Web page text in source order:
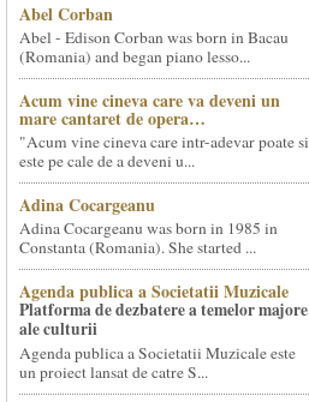
Abel Corban
Abel - Edison Corban was born in Bacau
(Romania) and began piano lesso...
Acum vine cineva care va deveni un
mare cantaret de opera…
"Acum vine cineva care intr-adevar poate si
este pe cale de a deveni u...
Adina Cocargeanu
Adina Cocargeanu was born in 1985 in
Constanta (Romania). She started ...
Agenda publica a Societatii Muzicale
Platforma de dezbatere a temelor majore
ale culturii
Agenda publica a Societatii Muzicale este
un proiect lansat de catre S...